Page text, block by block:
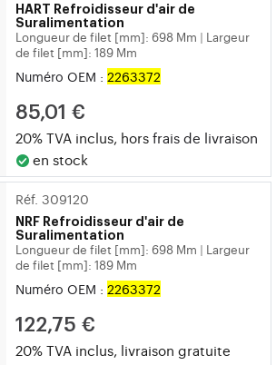
HART Refroidisseur d'air de
Suralimentation
Longueur de filet [mm]: 698 Mm
Largeur
de filet [mm]: 189 Mm
Numéro OEM :2263372
85,01 €
20% TVA inclus, horsfrais de livraison
en stock
Réf. 309120
NRF Refroidisseur d'air de
Suralimentation
Longueur de filet [mm]: 698 Mm
Largeur
de filet [mm]: 189 Mm
Numéro OEM :2263372
122,75 €
20% TVA inclus, livraison gratuite